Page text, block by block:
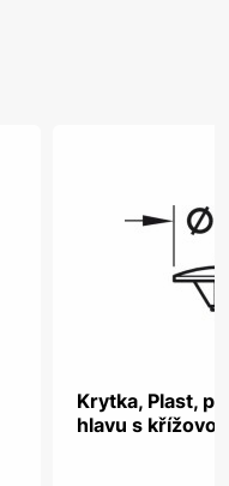
Krytka, Plast,
hlavu s